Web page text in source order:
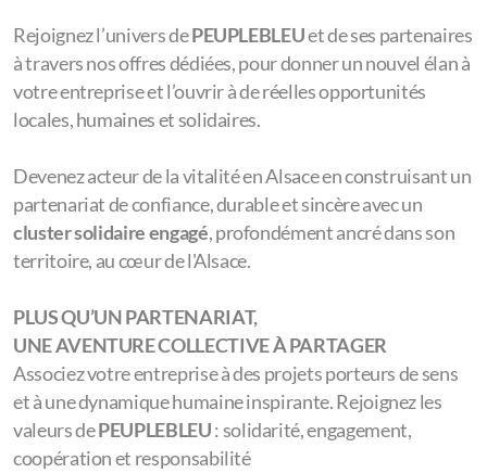
#PEUPLEBLEU ® | Ensemble
pour partager notre
aventure.